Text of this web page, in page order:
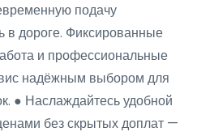
подачу
в дороге. Фиксированные
и профессиональные
надёжным выбором для
● Наслаждайтесь удобной
без скрытых доплат —